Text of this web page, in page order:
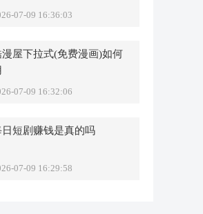
07-09 16:36:03
漫屋下拉式(免费漫画)如何
07-09 16:32:06
日短剧赚钱是真的吗
07-09 16:29:58